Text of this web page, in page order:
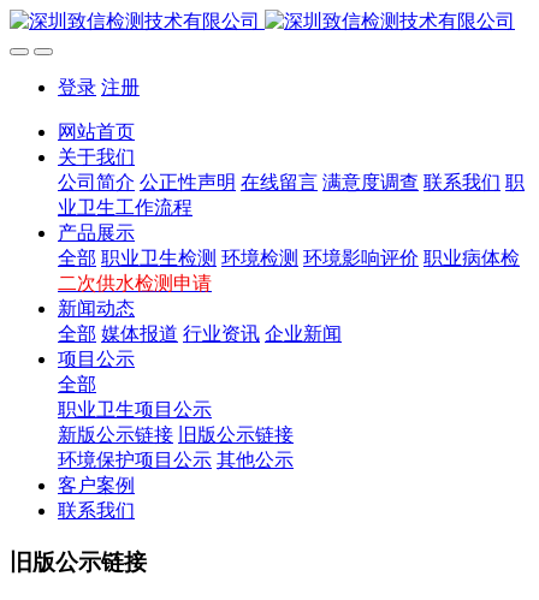
登录 注册
网站首页
关于我们
公司简介 公正性声明 在线留言 满意度调查 联系我们 职
业卫生工作流程
产品展示
全部 职业卫生检测 环境检测 环境影响评价 职业病体检
二次供水检测申请
新闻动态
全部 媒体报道 行业资讯 企业新闻
项目公示
全部
职业卫生项目公示
新版公示链接
旧版公示链接
环境保护项目公示 其他公示
客户案例
联系我们
旧版公示链接